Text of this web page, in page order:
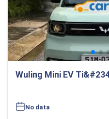
Wuling Mini EV
No data